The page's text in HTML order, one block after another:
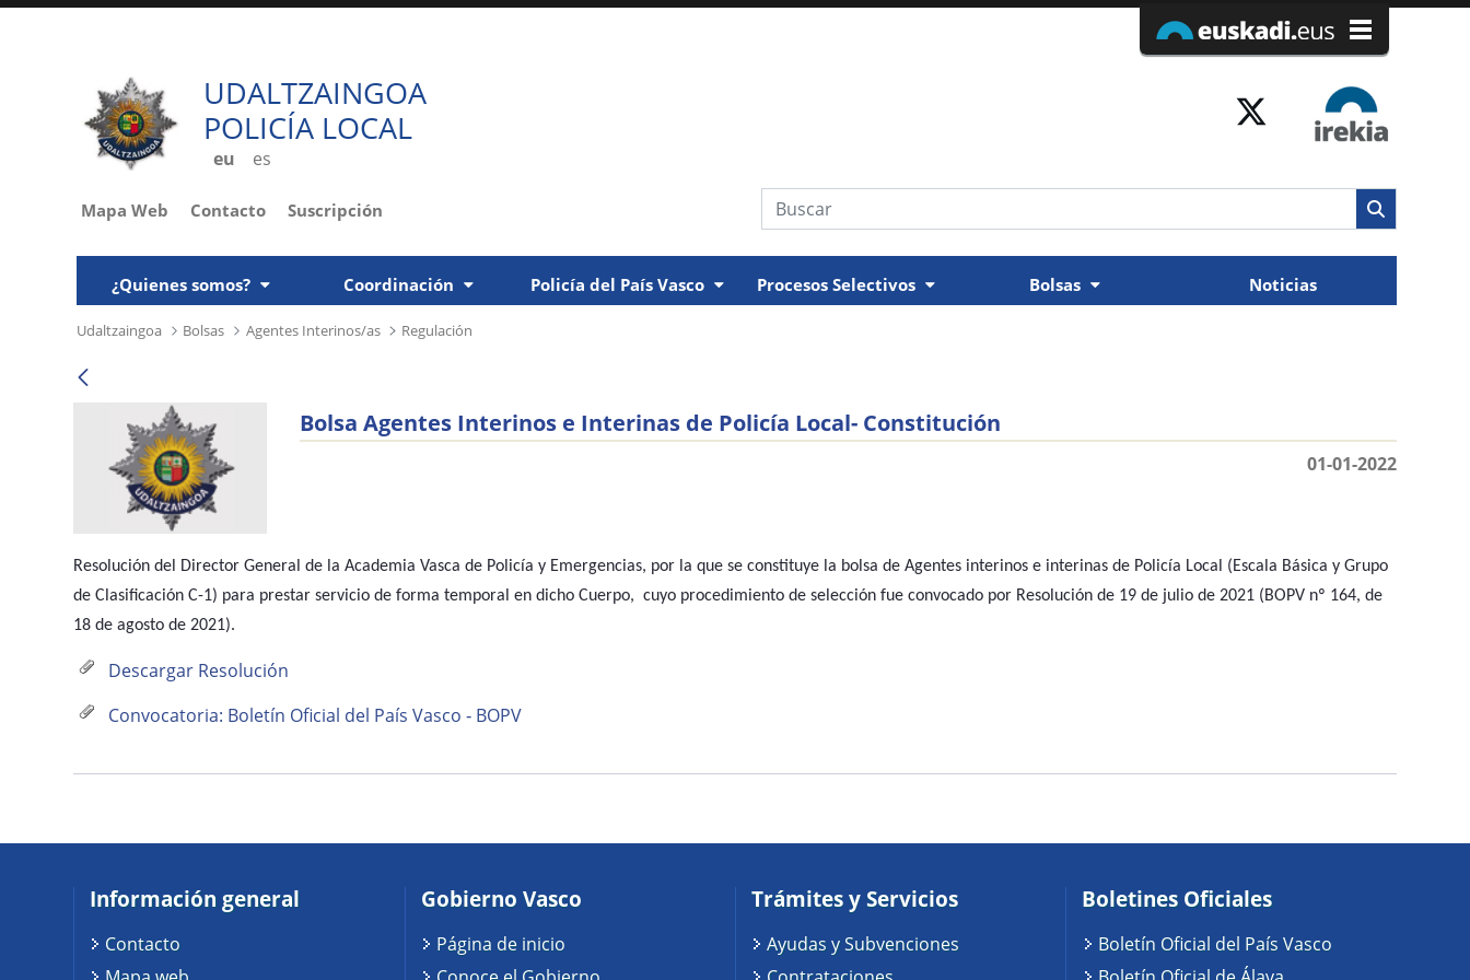
UDALTZAINGOA
POLICÍA LOCAL
eu es
Mapa Web Contacto Suscripción Búsqueda web
¿Quienes somos? Coordinación Policía del País Vasco Procesos Selectivos Bolsas Noticias
Udaltzaingoa Bolsas Agentes Interinos/as Regulación
Bolsa Agentes Interinos e Interinas de Policía Local- Constitución
01-01-2022
Resolución del Director General de la Academia Vasca de Policía y Emergencias, por la que se constituye la bolsa de Agentes interinos e interinas de Policía Local (Escala Básica y Grupo
de Clasificación C-1) para prestar servicio de forma temporal en dicho Cuerpo, cuyo procedimiento de selección fue convocado por Resolución de 19 de julio de 2021 (BOPV nº 164, de
18 de agosto de 2021).
Descargar Resolución
Convocatoria: Boletín Oficial del País Vasco ‐ BOPV
Información general
Contacto
Gobierno Vasco
Página de inicio
Trámites y Servicios
Ayudas y Subvenciones
Boletines Oficiales
Boletín Oficial del País Vasco